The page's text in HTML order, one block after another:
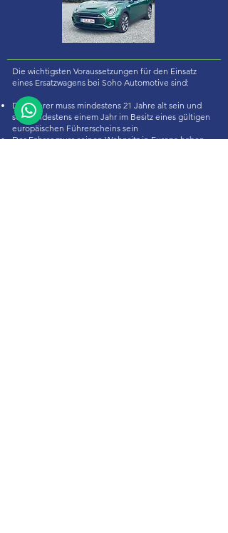
Die wichtigsten Voraussetzungen für den Einsatz
eines Ersatzwagens bei Soho Automotive sind:
Der Fahrer muss mindestens 21 Jahre alt sein und
seit mindestens einem Jahr im Besitz eines gültigen
europäischen Führerscheins sein
Der Fahrer muss seinen Wohnsitz in Europa haben